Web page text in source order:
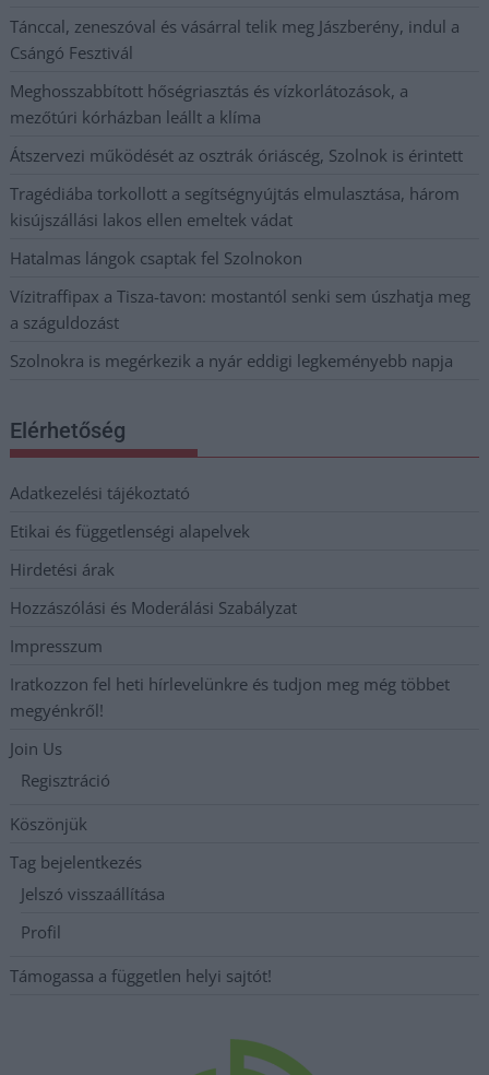
Tánccal, zeneszóval és vásárral telik meg Jászberény, indul a
Csángó Fesztivál
Meghosszabbított hőségriasztás és vízkorlátozások, a
mezőtúri kórházban leállt a klíma
Átszervezi működését az osztrák óriáscég, Szolnok is érintett
Tragédiába torkollott a segítségnyújtás elmulasztása, három
kisújszállási lakos ellen emeltek vádat
Hatalmas lángok csaptak fel Szolnokon
Vízitraffipax a Tisza-tavon: mostantól senki sem úszhatja meg
a száguldozást
Szolnokra is megérkezik a nyár eddigi legkeményebb napja
Elérhetőség
Adatkezelési tájékoztató
Etikai és függetlenségi alapelvek
Hirdetési árak
Hozzászólási és Moderálási Szabályzat
Impresszum
Iratkozzon fel heti hírlevelünkre és tudjon meg még többet
megyénkről!
Join Us
Regisztráció
Köszönjük
Tag bejelentkezés
Jelszó visszaállítása
Profil
Támogassa a független helyi sajtót!